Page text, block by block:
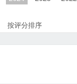
按评分排序